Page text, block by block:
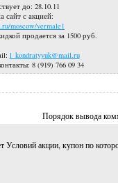
до: 28.10.11
сайт с акцией:
moscow/vermale1
продается за 1500 руб.
l_kondratyyuk@mail.ru
: 8 (919) 766 09 34
Порядок вывода
Условий акции, купон по